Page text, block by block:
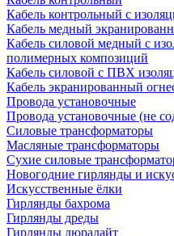
Кабель контрольный с
Кабель медный
Кабель силовой медный с
полимерных композиций
Кабель силовой с ПВХ
Кабель экранированный
Провода установочные
Провода установочные (не
Силовые трансформаторы
Масляные трансформаторы
Сухие силовые
Новогодние гирлянды и
Искусственные ёлки
Гирлянды бахрома
Гирлянды дреды
Гирлянды дюралайт